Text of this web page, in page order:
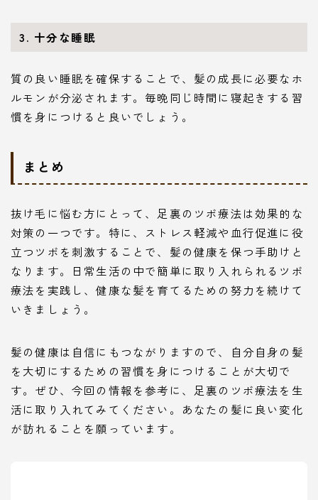
3. 十分な睡眠
質の良い睡眠を確保することで、髪の成長に必要なホ
ルモンが分泌されます。毎晩同じ時間に寝起きする習
慣を身につけると良いでしょう。
まとめ
抜け毛に悩む方にとって、足裏のツボ療法は効果的な
対策の一つです。特に、ストレス軽減や血行促進に役
立つツボを刺激することで、髪の健康を保つ手助けと
なります。日常生活の中で簡単に取り入れられるツボ
療法を実践し、健康な髪を育てるための努力を続けて
いきましょう。
髪の健康は自信にもつながりますので、自分自身の髪
を大切にするための習慣を身につけることが大切で
す。ぜひ、今回の情報を参考に、足裏のツボ療法を生
活に取り入れてみてください。あなたの髪に良い変化
が訪れることを願っています。